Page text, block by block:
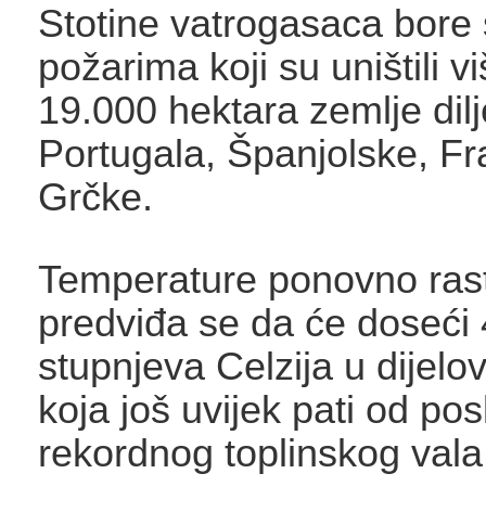
Stotine vatrogasaca bore
požarima koji su uništili
19.000 hektara zemlje
Portugala, Španjolske,
Grčke.
Temperature ponovno
predviđa se da će doseći
stupnjeva Celzija u
koja još uvijek pati od
rekordnog toplinskog